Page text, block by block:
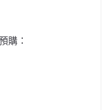
購：